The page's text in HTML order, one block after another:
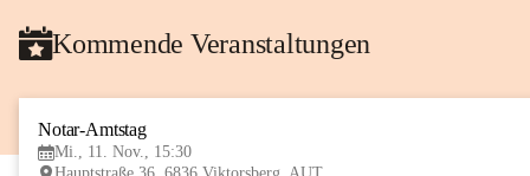
Kommende Veranstaltungen
Notar-Amtstag
Mi., 11. Nov., 15:30